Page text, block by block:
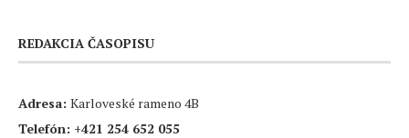
REDAKCIA ČASOPISU
Adresa: Karloveské rameno 4B
Telefón: +421 254 652 055